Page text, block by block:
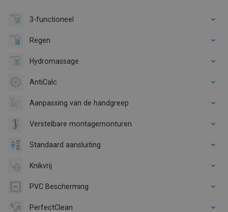
3-functioneel
Regen
Hydromassage
AntiCalc
Aanpassing van de handgreep
Verstelbare montagemonturen
Standaard aansluiting
Knikvrij
PVC Bescherming
PerfectClean